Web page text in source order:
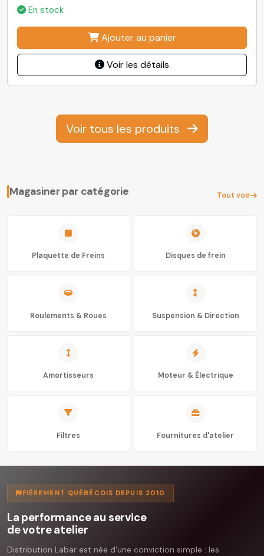
En stock
Ajouter au panier
Voir les détails
Voir tous les produits
Magasiner par catégorie Tout voir
Plaquette de Freins Disques de frein
Roulements & Roues Suspension & Direction
Amortisseurs Moteur & Électrique
Filtres Fournitures d'atelier
FIÈREMENT QUÉBÉCOIS DEPUIS 2010
La performance au service
de votre atelier
Distribution Labar est née d'une conviction simple : les